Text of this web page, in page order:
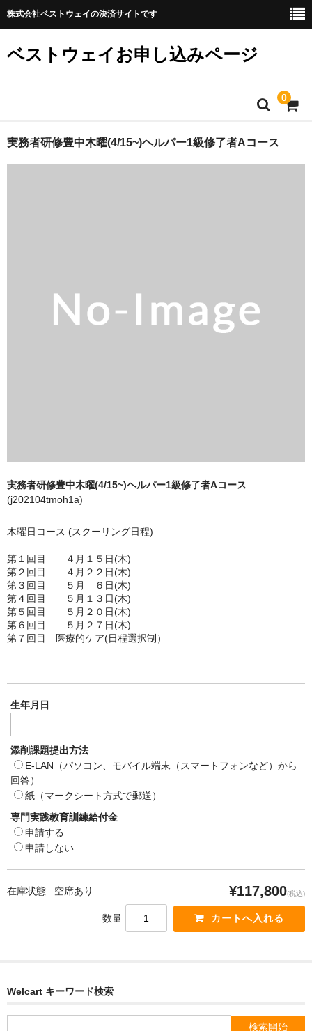
株式会社ベストウェイの決済サイトです
ベストウェイお申し込みページ
0
ホーム
実務者研修豊中木曜(4/15~)ヘルパー1級修了者Aコース
実務者研修豊中木曜(4/15~)ヘルパー1級修了者Aコース
(j202104tmoh1a)
木曜日コース (スクーリング日程)
第１回目 ４月１５日(木)
第２回目 ４月２２日(木)
第３回目 ５月 ６日(木)
第４回目 ５月１３日(木)
第５回目 ５月２０日(木)
第６回目 ５月２７日(木)
第７回目 医療的ケア(日程選択制）
生年月日
添削課題提出方法
E-LAN（パソコン、モバイル端末（スマートフォンなど）から
回答）
紙（マークシート方式で郵送）
専門実践教育訓練給付金
申請する
申請しない
在庫状態 : 空席あり ¥117,800(税込)
数量
Welcart キーワード検索